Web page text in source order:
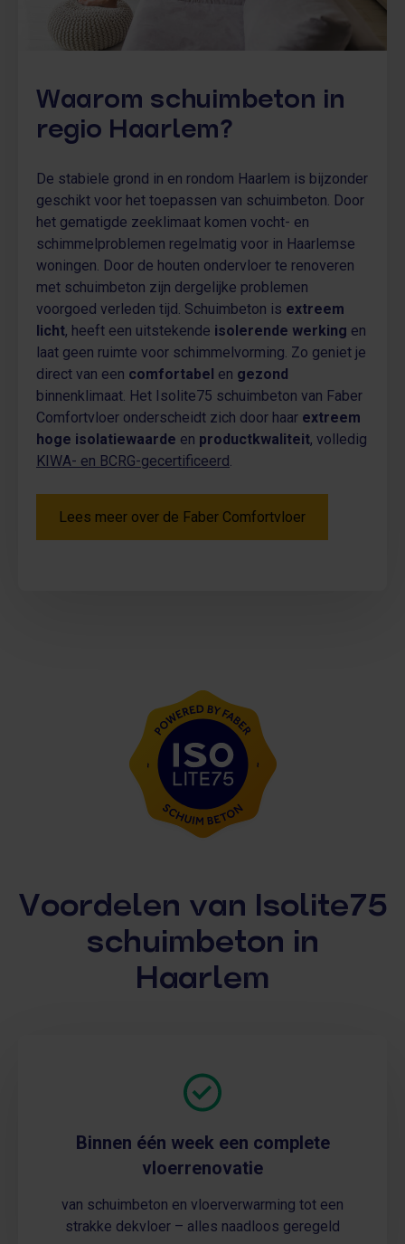
Waarom schuimbeton in
regio Haarlem?
De stabiele grond in en rondom Haarlem is bijzonder
geschikt voor het toepassen van schuimbeton. Door
het gematigde zeeklimaat komen vocht- en
schimmelproblemen regelmatig voor in Haarlemse
woningen. Door de houten ondervloer te renoveren
met schuimbeton zijn dergelijke problemen
voorgoed verleden tijd. Schuimbeton is extreem
licht, heeft een uitstekende isolerende werking en
laat geen ruimte voor schimmelvorming. Zo geniet je
direct van een comfortabel en gezond
binnenklimaat. Het Isolite75 schuimbeton van Faber
Comfortvloer onderscheidt zich door haar extreem
hoge isolatiewaarde en productkwaliteit, volledig
KIWA- en BCRG-gecertificeerd.
Lees meer over de Faber Comfortvloer
Voordelen van Isolite75
schuimbeton in
Haarlem
Binnen één week een complete
vloerrenovatie
van schuimbeton en vloerverwarming tot een
strakke dekvloer – alles naadloos geregeld